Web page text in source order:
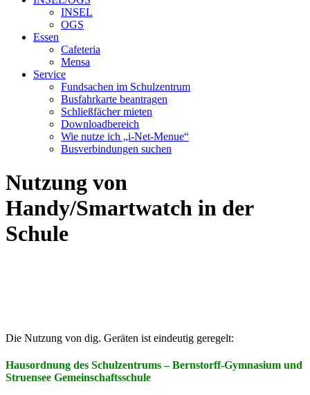
INSEL
OGS
Essen
Cafeteria
Mensa
Service
Fundsachen im Schulzentrum
Busfahrkarte beantragen
Schließfächer mieten
Downloadbereich
Wie nutze ich „i-Net-Menue“
Busverbindungen suchen
Nutzung von
Handy/Smartwatch in der
Schule
Die Nutzung von dig. Geräten ist eindeutig geregelt:
Hausordnung des Schulzentrums – Bernstorff-Gymnasium und
Struensee Gemeinschaftsschule